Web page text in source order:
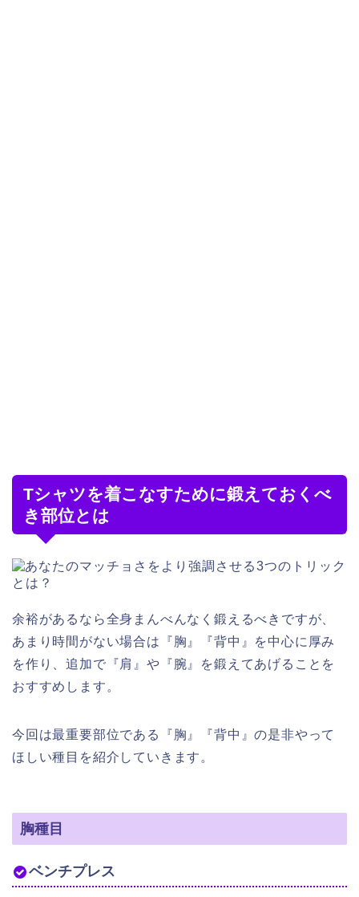
Tシャツを着こなすために鍛えておくべ
き部位とは
余裕があるなら全身まんべんなく鍛えるべきですが、
あまり時間がない場合は『胸』『背中』を中心に厚み
を作り、追加で『肩』や『腕』を鍛えてあげることを
おすすめします。
今回は最重要部位である『胸』『背中』の是非やって
ほしい種目を紹介していきます。
胸種目
ベンチプレス